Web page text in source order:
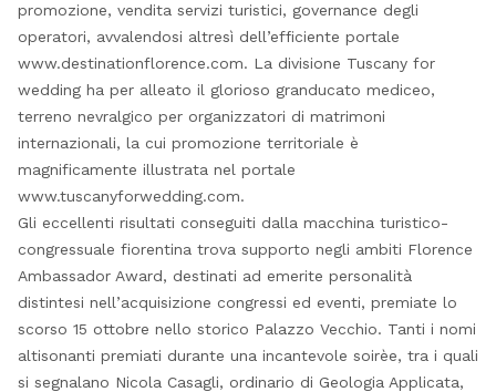
promozione, vendita servizi turistici, governance degli
operatori, avvalendosi altresì dell’efficiente portale
www.destinationflorence.com. La divisione Tuscany for
wedding ha per alleato il glorioso granducato mediceo,
terreno nevralgico per organizzatori di matrimoni
internazionali, la cui promozione territoriale è
magnificamente illustrata nel portale
www.tuscanyforwedding.com.
Gli eccellenti risultati conseguiti dalla macchina turistico-
congressuale fiorentina trova supporto negli ambiti Florence
Ambassador Award, destinati ad emerite personalità
distintesi nell’acquisizione congressi ed eventi, premiate lo
scorso 15 ottobre nello storico Palazzo Vecchio. Tanti i nomi
altisonanti premiati durante una incantevole soirèe, tra i quali
si segnalano Nicola Casagli, ordinario di Geologia Applicata,